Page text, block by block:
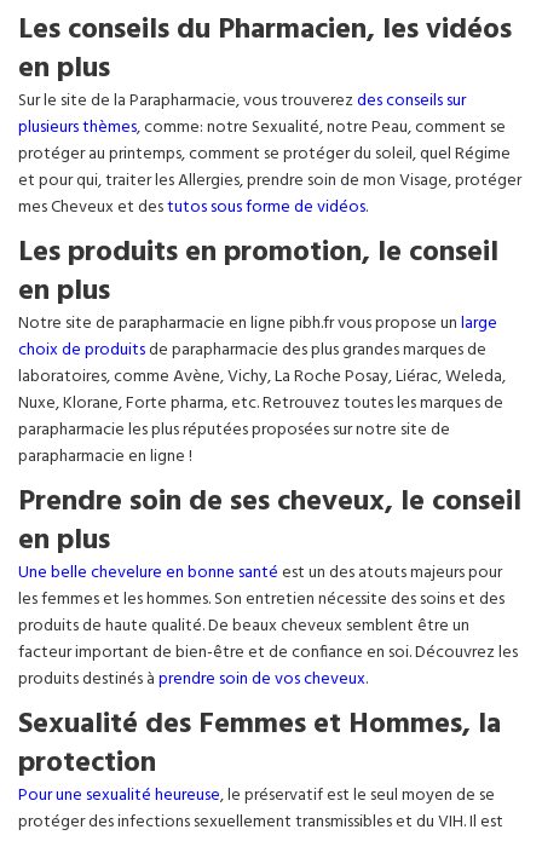
Les conseils du Pharmacien, les vidéos
en plus
Sur le site de la Parapharmacie, vous trouverezdes conseils sur
plusieurs thèmes, comme: notre Sexualité, notre Peau, comment se
protéger au printemps, comment se protéger du soleil, quel Régime
et pour qui, traiter les Allergies, prendre soin de mon Visage, protéger
mes Cheveux et destutos sous forme de vidéos.
Les produits en promotion, le conseil
en plus
Notre site de parapharmacie en ligne pibh.fr vous propose unlarge
choix de produitsde parapharmacie des plus grandes marques de
laboratoires, comme Avène, Vichy, La Roche Posay, Liérac, Weleda,
Nuxe, Klorane, Forte pharma, etc. Retrouvez toutes les marques de
parapharmacie les plus réputées proposées sur notre site de
parapharmacie en ligne !
Prendre soin de ses cheveux, le conseil
en plus
Une belle chevelure en bonne santéest un des atouts majeurs pour
les femmes et les hommes. Son entretien nécessite des soins et des
produits de haute qualité. De beaux cheveux semblent être un
facteur important de bien-être et de confiance en soi. Découvrez les
produits destinés àprendre soin de vos cheveux.
Sexualité des Femmes et Hommes, la
protection
Pour une sexualité heureuse, le préservatif est le seul moyen de se
protéger des infections sexuellement transmissibles et du VIH. Il est